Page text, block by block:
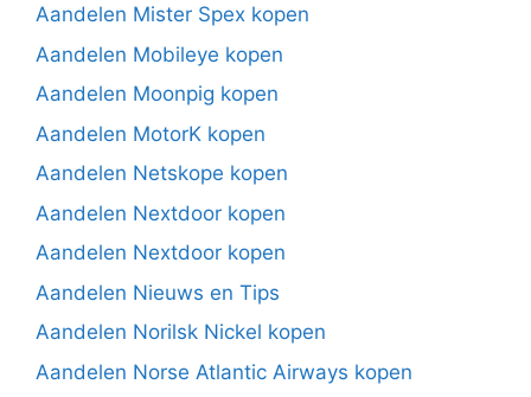
Aandelen Mister Spex kopen
Aandelen Mobileye kopen
Aandelen Moonpig kopen
Aandelen MotorK kopen
Aandelen Netskope kopen
Aandelen Nextdoor kopen
Aandelen Nextdoor kopen
Aandelen Nieuws en Tips
Aandelen Norilsk Nickel kopen
Aandelen Norse Atlantic Airways kopen